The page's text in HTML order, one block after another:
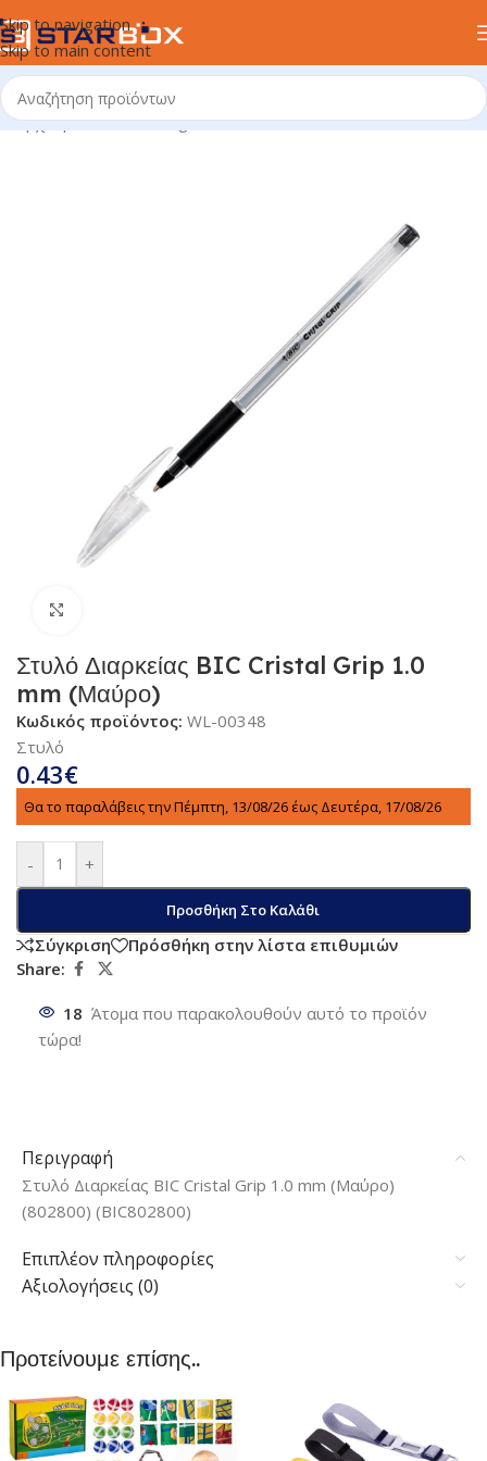
Skip to navigation
Skip to main content
Αρχική σελίδα/uncategorized
Στυλό Διαρκείας BIC Cristal Grip 1.0
mm (Μαύρο)
Κωδικός προϊόντος: WL-00348
Στυλό
0.43€
Θα το παραλάβεις την Πέμπτη, 13/08/26 έως Δευτέρα, 17/08/26
- +
Προσθήκη Στο Καλάθι
Σύγκριση
Πρόσθήκη στην λίστα επιθυμιών
Share:
18 Άτομα που παρακολουθούν αυτό το προϊόν
τώρα!
Περιγραφή
Στυλό Διαρκείας BIC Cristal Grip 1.0 mm (Μαύρο)
(802800) (BIC802800)
Επιπλέον πληροφορίες
Αξιολογήσεις (0)
Προτείνουμε επίσης..